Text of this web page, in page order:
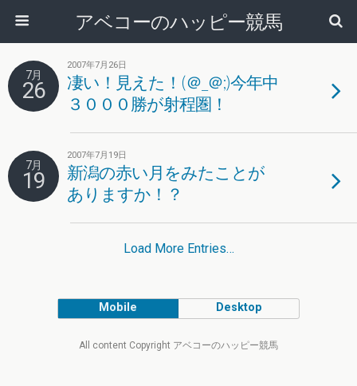
アベコーのハッピー競馬
7月
26
2007年7月26日
凄い！見えた！(＠_＠;)今年中
３０００勝が射程圏！
7月
19
2007年7月19日
新潟の赤い月をみたことが
ありますか！？
Load More Entries…
Mobile Desktop
All content Copyright アベコーのハッピー競馬